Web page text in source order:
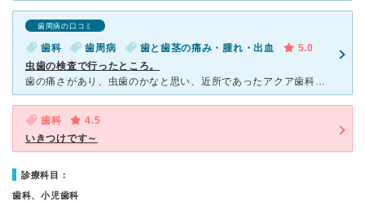
歯周病の口コミ
歯科 歯周病 歯と歯茎の痛み・腫れ・出血
5.0
虫歯の検査で行ったところ。
歯の痛さがあり、虫歯のかなと思い、近所であったアクア歯科にお邪魔させて頂きました。初診ではありましたが、問診票は書かされる事はなく、保険証だけ渡して、受付を済ませました。そして、虫歯の検査をしてもらう
歯科
4.5
いきつけです～
診療科目：
歯科、小児歯科